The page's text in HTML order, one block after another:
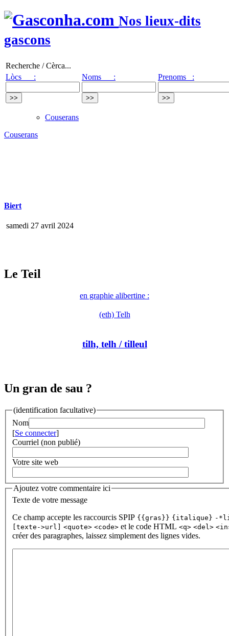
Nos lieux-dits
gascons
Recherche / Cèrca...
Lòcs :
Noms : Prenoms :
Couserans
Couserans
Biert
samedi 27 avril 2024
Le Teil
en graphie alibertine :
(eth) Telh
tilh, telh / tilleul
Un gran de sau ?
(identification facultative)
Nom
[Se connecter]
Courriel (non publié)
Votre site web
Ajoutez votre commentaire ici
Texte de votre message
Ce champ accepte les raccourcis SPIP {{gras}} {italique} -
[texte->url]
<quote> <code> et le code HTML <q> <del>
créer des paragraphes, laissez simplement des lignes vides.